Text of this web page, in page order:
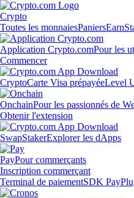
Crypto
Toutes les monnaiesPaniersEarn
Application Crypto.comPour les
Commencer
CryptoCarte Visa prépayéeLevel
OnchainPour les passionnés de
Obtenir l'extension
SwapStakerExplorer les dApps
PayPour commerçants
Inscription commerçant
Terminal de paiementSDK Pay